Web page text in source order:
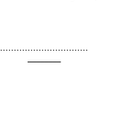
................................